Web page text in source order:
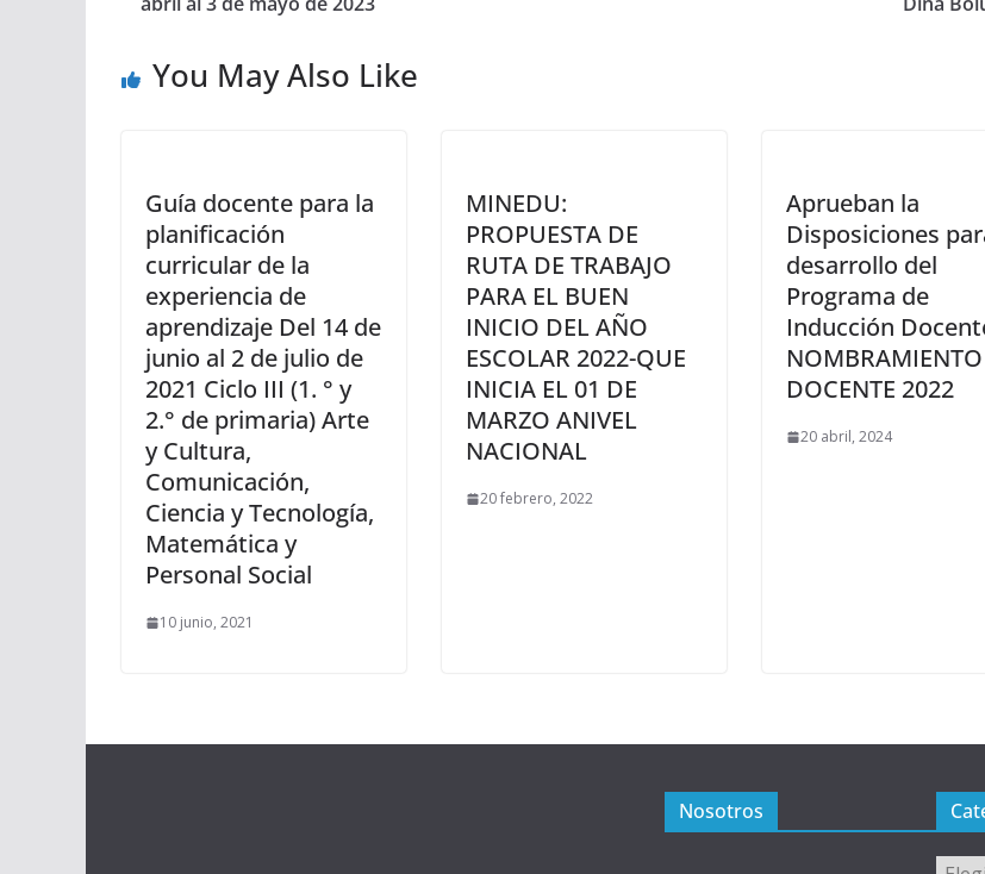
You May Also Like
Guía docente para la
planificación
curricular de la
experiencia de
aprendizaje Del 14 de
junio al 2 de julio de
2021 Ciclo III (1. ° y
2.° de primaria) Arte
y Cultura,
Comunicación,
Ciencia y Tecnología,
Matemática y
Personal Social
10 junio, 2021
MINEDU:
PROPUESTA DE
RUTA DE TRABAJO
PARA EL BUEN
INICIO DEL AÑO
ESCOLAR 2022-QUE
INICIA EL 01 DE
MARZO ANIVEL
NACIONAL
20 febrero, 2022
Aprueban la
Disposiciones
desarrollo del
Programa de
Inducción
NOMBRAMIENTO
DOCENTE 2022
20 abril, 2024
Nosotros